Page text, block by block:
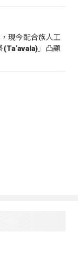
現今配合族人工
」凸顯